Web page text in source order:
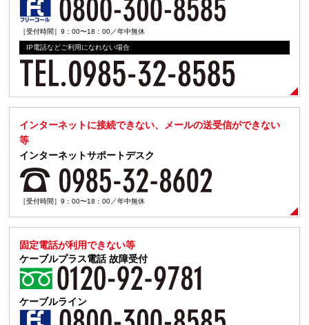
［受付時間］9：00〜18：00／年中無休
IP電話などご利用になれない場合
インターネットに接続できない、メールの送受信ができない
等
インターネットサポートデスク
［受付時間］9：00〜18：00／年中無休
固定電話が利用できない等
ケーブルプラス電話故障受付
ケーブルライン